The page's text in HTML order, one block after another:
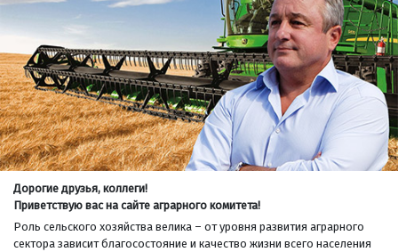
Дорогие друзья, коллеги!
Приветствую вас на сайте аграрного комитета!
Роль сельского хозяйства велика – от уровня развития аграрного
сектора зависит благосостояние и качество жизни всего населения